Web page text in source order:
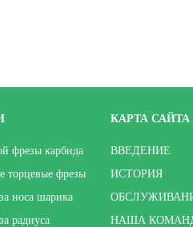
фрезы карбида
торцевые фрезы
носа шарика
радиуса
КАРТА САЙТА
ВВЕДЕНИЕ
ИСТОРИЯ
НАША